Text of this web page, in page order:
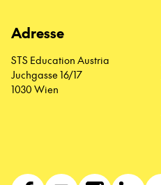
Adresse
STS Education Austria
Juchgasse 16/17
1030 Wien